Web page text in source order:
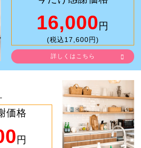
16,000 円
(税込17,600円)
詳しくはこちら
価格
円